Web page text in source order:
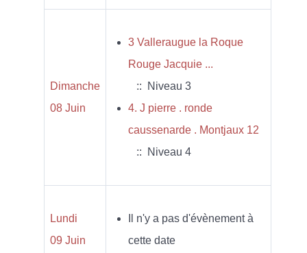
Dimanche
08 Juin
3 Valleraugue la Roque
Rouge Jacquie ...
:: Niveau 3
4. J pierre . ronde
caussenarde . Montjaux 12
:: Niveau 4
Lundi
09 Juin
Il n'y a pas d'évènement à
cette date